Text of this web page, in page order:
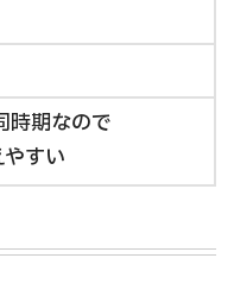
時期なので
すい